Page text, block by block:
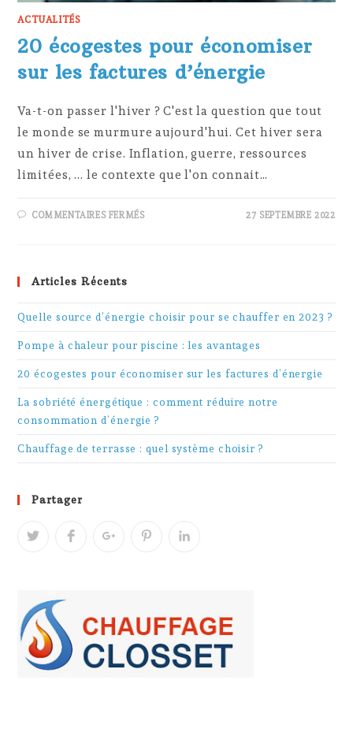
ACTUALITÉS
20 écogestes pour économiser
sur les factures d’énergie
Va-t-on passer l'hiver ? C'est la question que tout
le monde se murmure aujourd'hui. Cet hiver sera
un hiver de crise. Inflation, guerre, ressources
limitées, ... le contexte que l'on connait…
COMMENTAIRES FERMÉSSUR
27 SEPTEMBRE 2022
Articles Récents
Quelle source d’énergie choisir pour se chauffer en 2023 ?
Pompe à chaleur pour piscine : les avantages
20 écogestes pour économiser sur les factures d’énergie
La sobriété énergétique : comment réduire notre
consommation d’énergie ?
Chauffage de terrasse : quel système choisir ?
Partager